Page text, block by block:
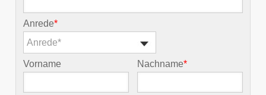
Anrede*
Anrede*
Vorname Nachname*